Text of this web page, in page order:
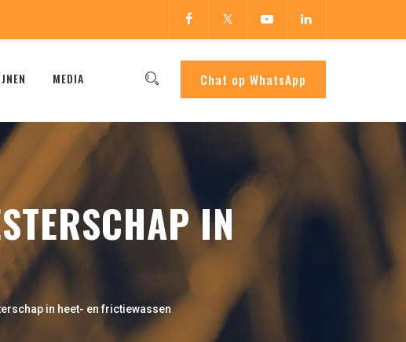
Chat op WhatsApp
MEDIA
IN
in heet- en frictiewassen